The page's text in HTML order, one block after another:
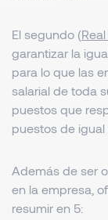
El segundo (
garantizar la
para lo que las
salarial de toda
puestos que
puestos de igual
Además de ser
en la empresa,
resumir en 5: